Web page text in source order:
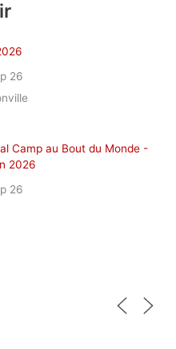
26
Camp au Bout du Monde -
2026
26